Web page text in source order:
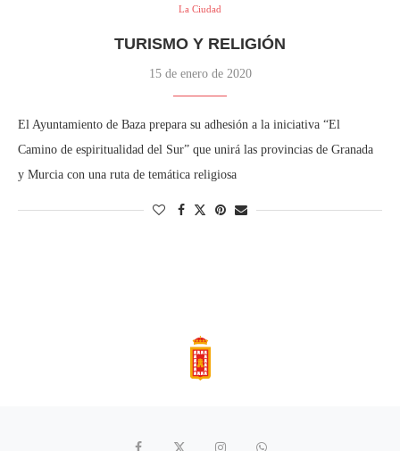
La Ciudad
TURISMO Y RELIGIÓN
15 de enero de 2020
El Ayuntamiento de Baza prepara su adhesión a la iniciativa “El
Camino de espiritualidad del Sur” que unirá las provincias de Granada
y Murcia con una ruta de temática religiosa